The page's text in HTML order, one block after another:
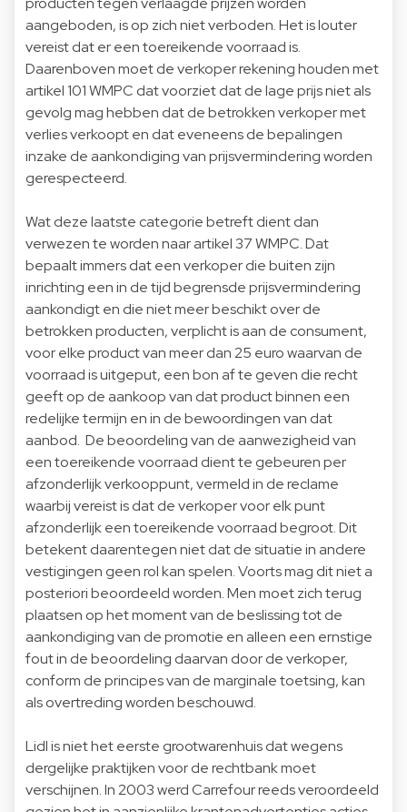
aangeboden, is op zich niet verboden. Het is louter
vereist dat er een toereikende voorraad is.
Daarenboven moet de verkoper rekening houden met
artikel 101 WMPC dat voorziet dat de lage prijs niet als
gevolg mag hebben dat de betrokken verkoper met
verlies verkoopt en dat eveneens de bepalingen
inzake de aankondiging van prijsvermindering worden
gerespecteerd.
Wat deze laatste categorie betreft dient dan
verwezen te worden naar artikel 37 WMPC. Dat
bepaalt immers dat een verkoper die buiten zijn
inrichting een in de tijd begrensde prijsvermindering
aankondigt en die niet meer beschikt over de
betrokken producten, verplicht is aan de consument,
voor elke product van meer dan 25 euro waarvan de
voorraad is uitgeput, een bon af te geven die recht
geeft op de aankoop van dat product binnen een
redelijke termijn en in de bewoordingen van dat
aanbod. De beoordeling van de aanwezigheid van
een toereikende voorraad dient te gebeuren per
afzonderlijk verkooppunt, vermeld in de reclame
waarbij vereist is dat de verkoper voor elk punt
afzonderlijk een toereikende voorraad begroot. Dit
betekent daarentegen niet dat de situatie in andere
vestigingen geen rol kan spelen. Voorts mag dit niet a
posteriori beoordeeld worden. Men moet zich terug
plaatsen op het moment van de beslissing tot de
aankondiging van de promotie en alleen een ernstige
fout in de beoordeling daarvan door de verkoper,
conform de principes van de marginale toetsing, kan
als overtreding worden beschouwd.
Lidl is niet het eerste grootwarenhuis dat wegens
dergelijke praktijken voor de rechtbank moet
verschijnen. In 2003 werd Carrefour reeds veroordeeld